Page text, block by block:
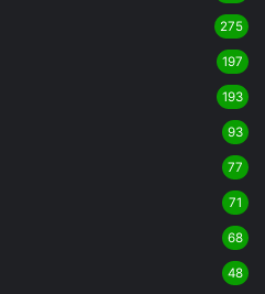
275
197
193
93
77
71
68
48